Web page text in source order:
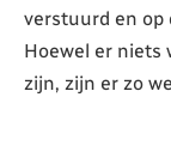
verstuurd en op
Hoewel er niets
zijn, zijn er zo